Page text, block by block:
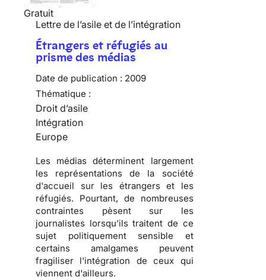
Gratuit
Lettre de l’asile et de l’intégration
Étrangers et réfugiés au
prisme des médias
Date de publication : 2009
Thématique :
Droit d’asile
Intégration
Europe
Les médias déterminent largement
les représentations de la société
d'accueil sur les étrangers et les
réfugiés. Pourtant, de nombreuses
contraintes pèsent sur les
journalistes lorsqu'ils traitent de ce
sujet politiquement sensible et
certains amalgames peuvent
fragiliser l'intégration de ceux qui
viennent d'ailleurs.